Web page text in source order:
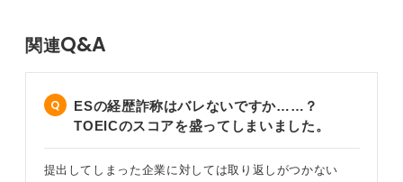
す。
一般的には問題になる可能性は少ないが正直つ伝え
ることが大切
は問題になることはありません。しかし直近のものを提
関連Q&A
ESの経歴詐称はバレないですか……？
TOEICのスコアを盛ってしまいました。
提出してしまった企業に対しては取り返しがつかない